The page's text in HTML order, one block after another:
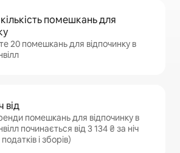
помешкань для
20 помешкань для відпочинку в
від
помешкань для відпочинку в
починається від 3 134 ₴ за ніч
і зборів)